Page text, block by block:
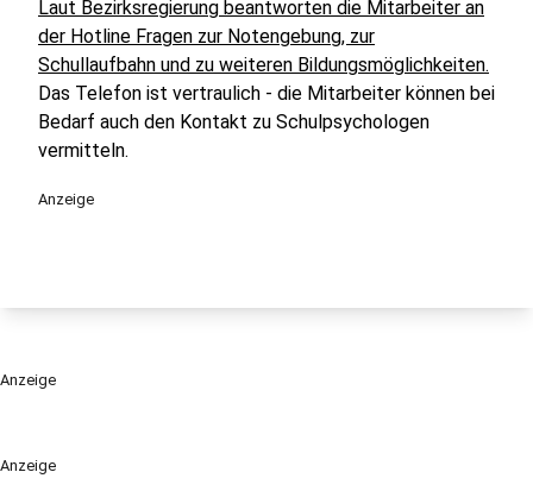
Anzeige
Laut Bezirksregierung beantworten die Mitarbeiter an
der Hotline Fragen zur Notengebung, zur
Schullaufbahn und zu weiteren Bildungsmöglichkeiten.
Das Telefon ist vertraulich - die Mitarbeiter können bei
Bedarf auch den Kontakt zu Schulpsychologen
vermitteln.
Anzeige
Anzeige